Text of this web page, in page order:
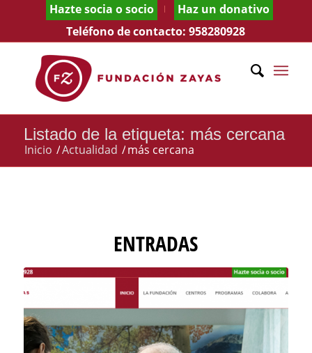
Hazte socia o socio
Haz un donativo
Teléfono de contacto:958280928
Listado de la etiqueta: más cercana
Inicio /Actualidad /más cercana
ENTRADAS